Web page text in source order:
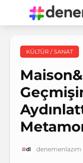
KÜLTÜR / SANAT
denemenlazım